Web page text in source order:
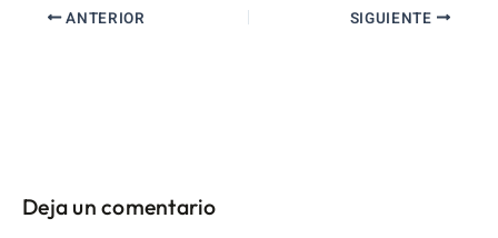
ANTERIOR SIGUIENTE
Deja un comentario